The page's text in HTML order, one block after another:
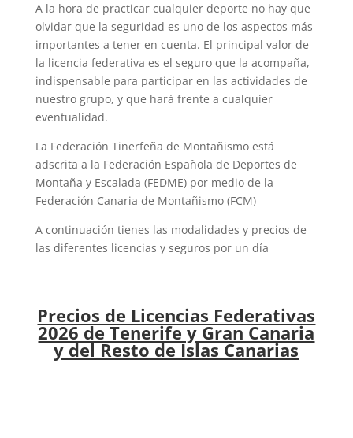
A la hora de practicar cualquier deporte no hay que
olvidar que la seguridad es uno de los aspectos más
importantes a tener en cuenta. El principal valor de
la licencia federativa es el seguro que la acompaña,
indispensable para participar en las actividades de
nuestro grupo, y que hará frente a cualquier
eventualidad.
La Federación Tinerfeña de Montañismo está
adscrita a la Federación Española de Deportes de
Montaña y Escalada (FEDME) por medio de la
Federación Canaria de Montañismo (FCM)
A continuación tienes las modalidades y precios de
las diferentes licencias y seguros por un día
Precios de Licencias Federativas
2026 de Tenerife y Gran Canaria
y del Resto de Islas Canarias